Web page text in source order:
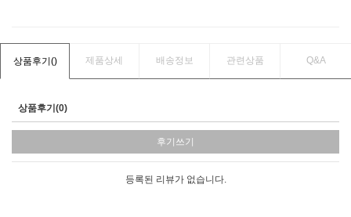
상품후기() 제품상세 배송정보 관련상품 Q&A
상품후기(0)
후기쓰기
등록된 리뷰가 없습니다.